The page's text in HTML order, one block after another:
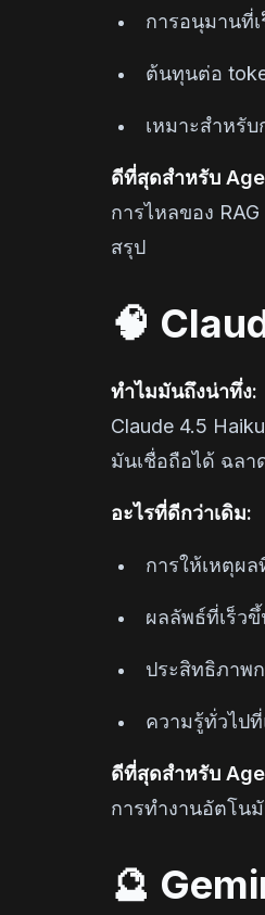
การอนุมานที่
ต้นทุนต่อ
เหมาะสำหรั
ดีที่สุดสำหรับ
การไหลของ
สรุป
🧠
ทำไมมันถึงน่าทึ่ง:
Claude 4.5
มันเชื่อถือได้ ฉลา
อะไรที่ดีกว่าเดิม:
การให้เหตุผ
ผลลัพธ์ที่เร็ว
ประสิทธิภาพ
ความรู้ทั่วไป
ดีที่สุดสำหรับ
การทำงานอัตโน
🔮